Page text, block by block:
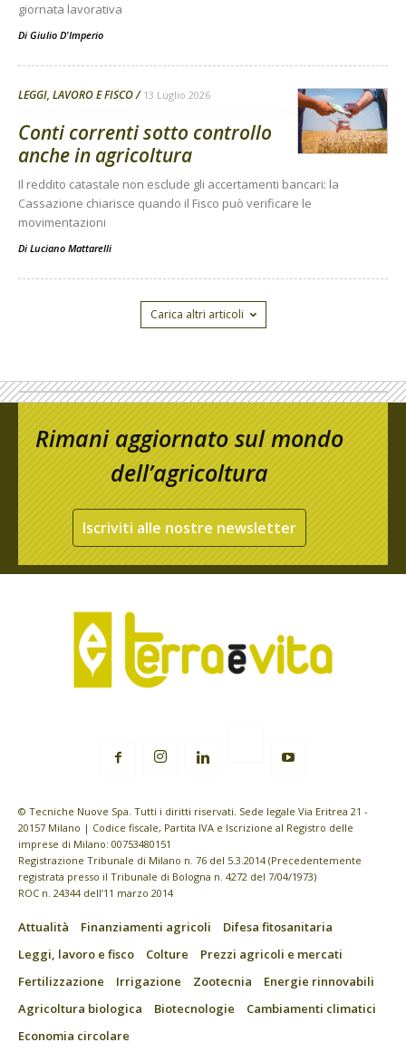
giornata lavorativa
Di Giulio D'Imperio
LEGGI, LAVORO E FISCO 13 Luglio 2026
Conti correnti sotto controllo
anche in agricoltura
Il reddito catastale non esclude gli accertamenti bancari: la
Cassazione chiarisce quando il Fisco può verificare le
movimentazioni
Di Luciano Mattarelli
Carica altri articoli
Rimani aggiornato sul mondo
dell’agricoltura
Iscriviti alle nostre newsletter
© Tecniche Nuove Spa. Tutti i diritti riservati. Sede legale Via Eritrea 21 -
20157 Milano | Codice fiscale, Partita IVA e Iscrizione al Registro delle
imprese di Milano: 00753480151
Registrazione Tribunale di Milano n. 76 del 5.3.2014 (Precedentemente
registrata presso il Tribunale di Bologna n. 4272 del 7/04/1973)
ROC n. 24344 dell’11 marzo 2014
Attualità Finanziamenti agricoli
Difesa fitosanitaria
Leggi, lavoro e fisco
Colture
Prezzi agricoli e mercati
Fertilizzazione
Irrigazione Zootecnia
Energie rinnovabili
Agricoltura biologica
Biotecnologie
Cambiamenti climatici
Economia circolare